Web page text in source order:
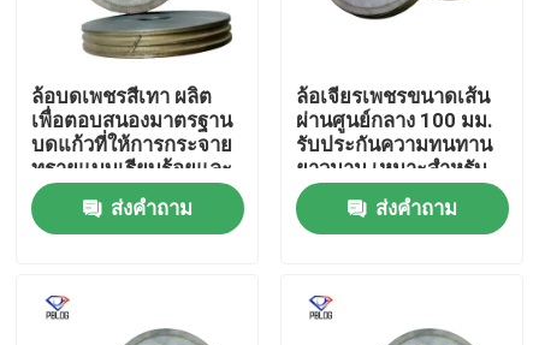
บ้าน
ผลิตภัณฑ์
ล้อบดเพชรสีเทา ผลิต
เพื่อตอบสนองมาตรฐาน
บดแก้วที่ให้การกระจาย
ทรายแบบเรียบร้อยและ
ยาวนาน
ส่งคำถาม
ล้อเจียรเพชรขนาดเส้น
ผ่านศูนย์กลาง 100 มม.
รับประกันความทนทาน
ยาวนาน เหมาะสำหรับ
งานวิศวกรรมที่มีความ
แม่นยำสูงส่งคำถาม